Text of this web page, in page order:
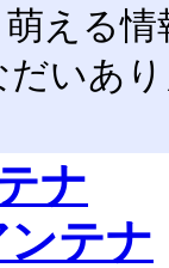
える
だいあ
ナ
テナ